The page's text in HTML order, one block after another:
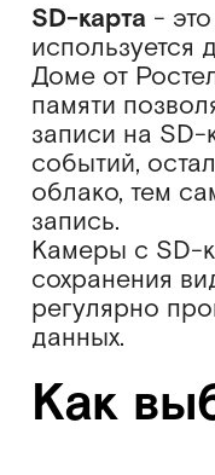
SD-карта -
используется
Доме от
памяти
записи на SD-
событий,
облако, тем
запись.
Камеры с SD-
сохранения
регулярно
данных.
Как